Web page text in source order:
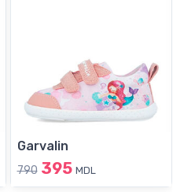
Garvalin
790 395 MDL